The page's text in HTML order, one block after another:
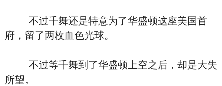
不过千舞还是特意为了华盛顿这座美国首
府，留了两枚血色光球。
不过等千舞到了华盛顿上空之后，却是大失
所望。